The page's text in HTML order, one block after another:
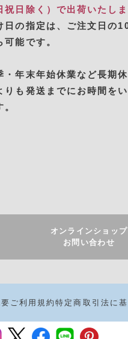
祝日除く）で出荷いたしま
日の指定は、​ご注文日の
可能です。
年末年始休業など長期休
りも発送までにお時間を
オンラインショップ
お問い合わせ
ご利用規約特定商取引法に